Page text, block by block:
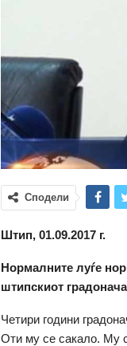
Сподели
Штип, 01.09.2017 г.
Нормалните луѓе
штипскиот
Четири години
Оти му се сакало. Му